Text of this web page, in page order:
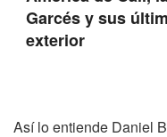
Garcés y sus
exterior
Así lo entiende Daniel